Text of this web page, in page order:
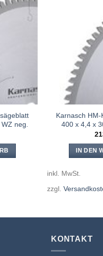
neg.
Karnasch
400 x 4,4 x
IN DEN
inkl. MwSt.
zzgl.
KONTAKT